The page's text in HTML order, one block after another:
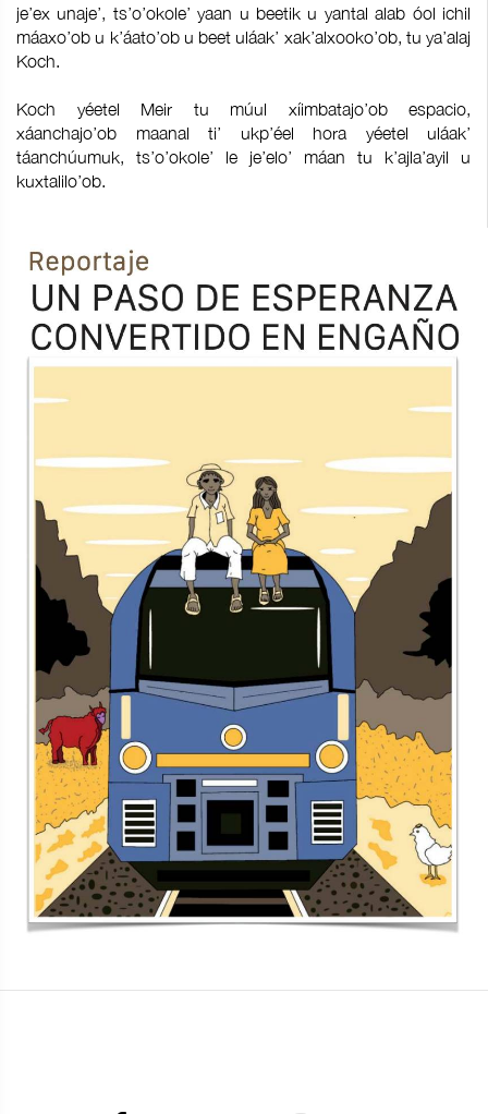
je’ex unaje’, ts’o’okole’ yaan u beetik u yantal alab óol ichil
máaxo’ob u k’áato’ob u beet uláak’ xak’alxooko’ob, tu ya’alaj
Koch.
Koch yéetel Meir tu múul xíimbatajo’ob espacio,
xáanchajo’ob maanal ti’ ukp’éel hora yéetel uláak’
táanchúumuk, ts’o’okole’ le je’elo’ máan tu k’ajla’ayil u
kuxtalilo’ob.